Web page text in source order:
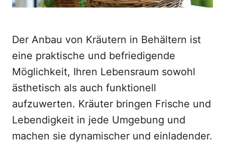
Der Anbau von Kräutern in Behältern ist
eine praktische und befriedigende
Möglichkeit, Ihren Lebensraum sowohl
ästhetisch als auch funktionell
aufzuwerten. Kräuter bringen Frische und
Lebendigkeit in jede Umgebung und
machen sie dynamischer und einladender.